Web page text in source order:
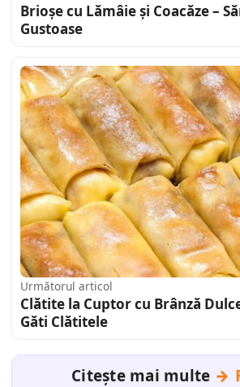
Brioșe cu Lămâie și Coacăze –
Gustoase
Următorul articol
Clătite la Cuptor cu Brânză
Găti Clătitele
Citește mai multe